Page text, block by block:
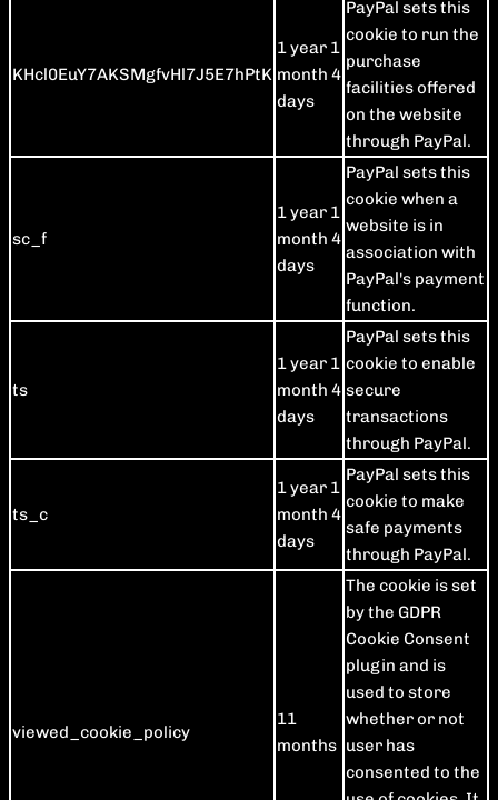
KHcl0EuY7AKSMgfvHl7J5E7hPtK
1 year 1
month 4
days
PayPal sets this
cookie to run the
purchase
facilities offered
on the website
through PayPal.
sc_f
1 year 1
month 4
days
PayPal sets this
cookie when a
website is in
association with
PayPal's payment
function.
ts
1 year 1
month 4
days
PayPal sets this
cookie to enable
secure
transactions
through PayPal.
ts_c
1 year 1
month 4
days
PayPal sets this
cookie to make
safe payments
through PayPal.
viewed_cookie_policy
11
months
The cookie is set
by the GDPR
Cookie Consent
plugin and is
used to store
whether or not
user has
consented to the